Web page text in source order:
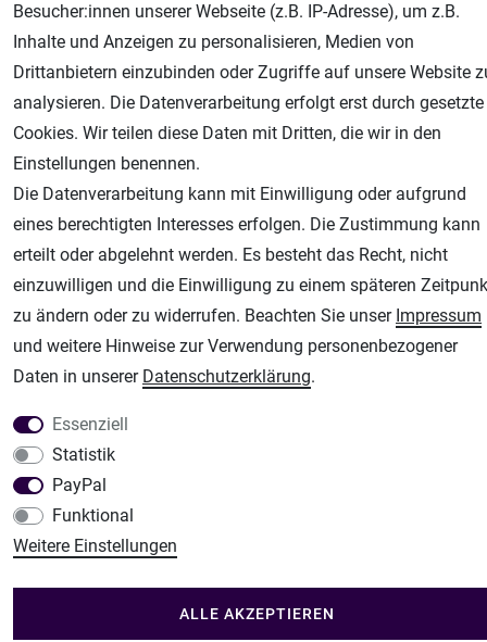
AGB Widerrufsrecht Datenschutz
Unsere weiteren Shops:
Airbrush-City
Fachhandel für: Airbrushpistolen, Kompressoren, Airbrushfarben
Modellbau-City
Modellbau Shop
Plotter-City
Schneideplotter, Transferpressen, Siebdruck und Plotterfolien
Im Shop Kaufen
Küchen Zubehör - Haus/Garten - Tierbedarf
Besucher:innen unserer Webseite (z.B. IP-Adresse), um z.B.
Inhalte und Anzeigen zu personalisieren, Medien von
Drittanbietern einzubinden oder Zugriffe auf unsere Website
analysieren. Die Datenverarbeitung erfolgt erst durch gesetzte
Cookies. Wir teilen diese Daten mit Dritten, die wir in den
Einstellungen benennen.
Die Datenverarbeitung kann mit Einwilligung oder aufgrund
eines berechtigten Interesses erfolgen. Die Zustimmung kann
erteilt oder abgelehnt werden. Es besteht das Recht, nicht
einzuwilligen und die Einwilligung zu einem späteren
zu ändern oder zu widerrufen. Beachten Sie unser Impressum
und weitere Hinweise zur Verwendung personenbezogener
Daten in unserer Daten­schutz­erklärung.
Essenziell
Statistik
PayPal
Funktional
Weitere Einstellungen
ALLE AKZEPTIEREN